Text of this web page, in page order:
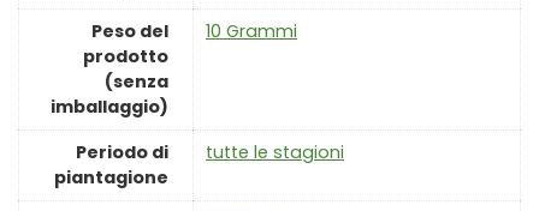
Peso del
prodotto
(senza
imballaggio)
‎10 Grammi
Periodo di
piantagione
‎tutte le stagioni